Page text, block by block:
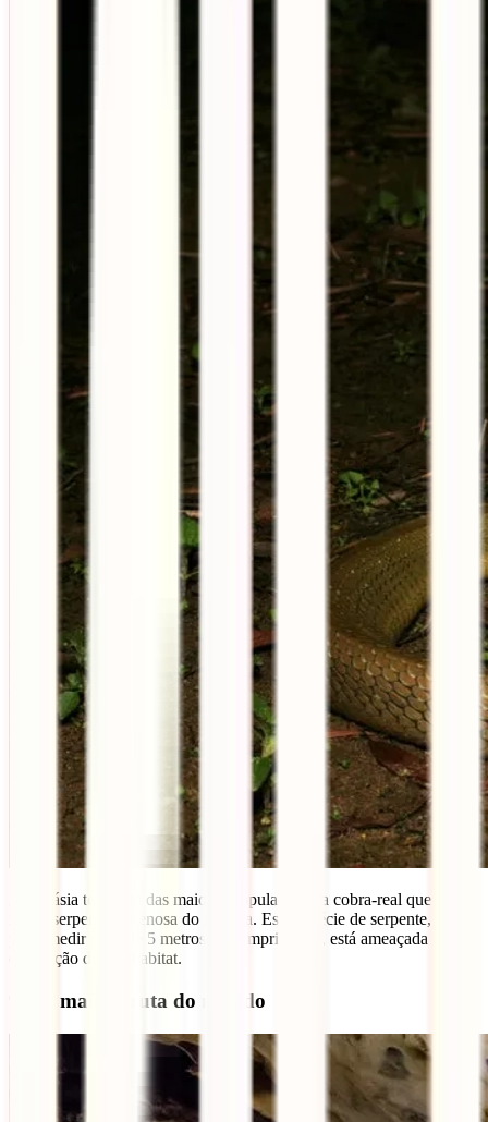
A Malásia tem uma das maiores populações da cobra-real que é a
maior serpente venenosa do planeta. Esta espécie de serpente, que
pode medir mais de 5 metros de comprimento, está ameaçada por
destruição do seu habitat.
9 – A maior gruta do mundo